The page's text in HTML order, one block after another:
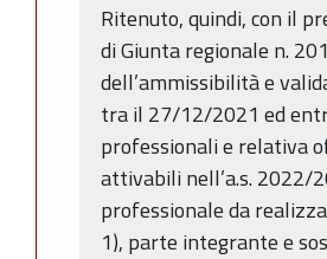
Ritenuto, quindi, con il
di Giunta regionale n.
dell’ammissibilità e
tra il 27/12/2021 ed
professionali e relativa
attivabili nell’a.s. 2022/
professionale da
1), parte integrante e